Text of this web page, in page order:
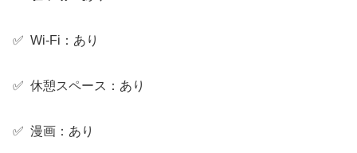
✅ Wi-Fi：あり
✅ 休憩スペース：あり
✅ 漫画：あり